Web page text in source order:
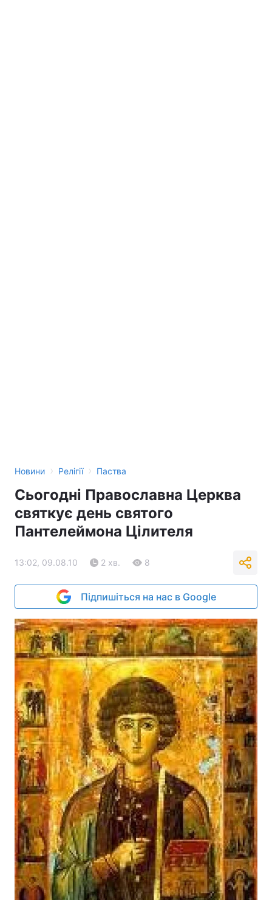
Новини › Релігії › Паства
Сьогодні Православна Церква
святкує день святого
Пантелеймона Цілителя
13:02, 09.08.10 2 хв. 8
Підпишіться на нас в Google